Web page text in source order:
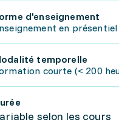
d'enseignement
en présentiel
temporelle
courte (< 200
selon les cours